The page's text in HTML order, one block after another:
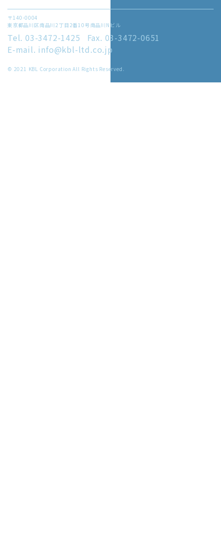
〒140-0004
東京都品川区南品川2丁目2番10号南品川Nビル
Tel. 03-3472-1425
Fax. 03-3472-0651
E-mail. info@kbl-ltd.co.jp
© 2021 KBL Corporation All Rights Reserved.